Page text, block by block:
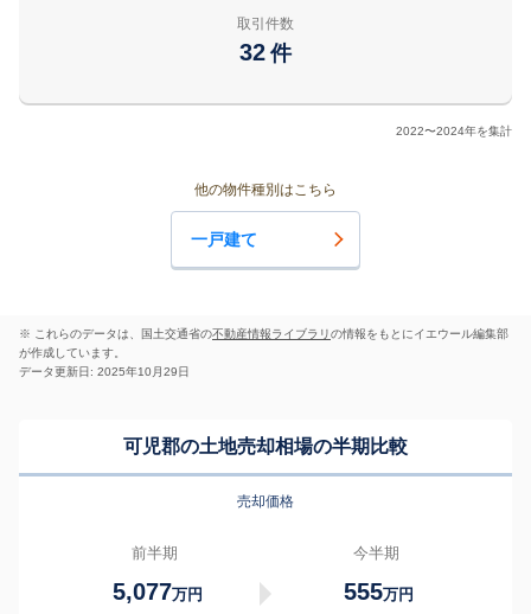
取引件数
32 件
2022〜2024年を集計
他の物件種別はこちら
一戸建て
※ これらのデータは、国土交通省の不動産情報ライブラリの情報をもとにイエウール編集部
が作成しています。
データ更新日: 2025年10月29日
可児郡の土地売却相場の半期比較
売却価格
前半期
5,077万円
今半期
555万円